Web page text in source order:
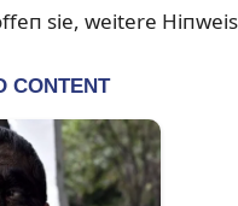
sie, weitere